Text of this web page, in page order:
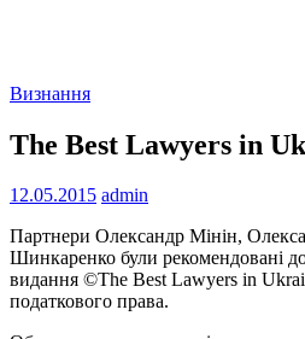
Визнання
The Best Lawyers in
12.05.2015 admin
Партнери Олександр Мінін,
Шинкаренко були рекомендовані
видання ©The Best Lawyers in
податкового права.